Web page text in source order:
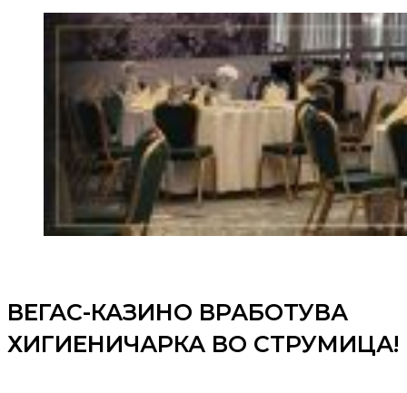
ВЕГАС-КАЗИНО ВРАБОТУВА
ХИГИЕНИЧАРКА ВО СТРУМИЦА!